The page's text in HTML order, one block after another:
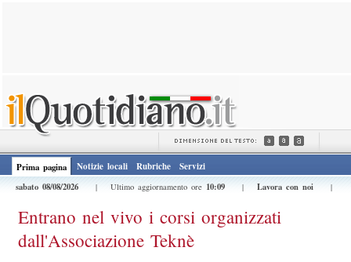
Prima pagina Notizie locali Rubriche
Servizi
sabato 08/08/2026
| Ultimo aggiornamento ore 10:09 | Lavora con noi |
Entrano nel vivo i corsi organizzati
dall'Associazione Teknè